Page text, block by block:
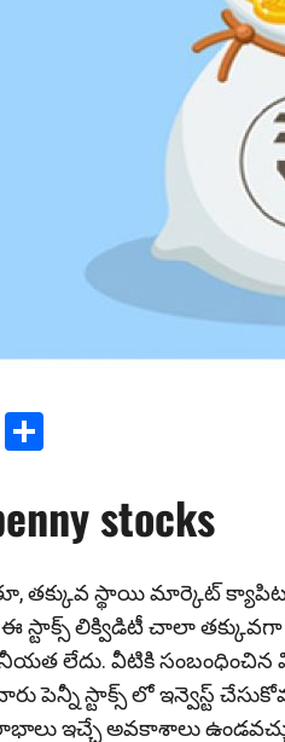
Twitter
stocks
తక్కువ స్థాయి మార్కెట్
లిక్విడిటీ చాలా తక్కువ‌గా
లేదు. వీటికి
పెన్నీ స్టాక్స్ లో ఇన్వెస్ట్
ఇచ్చే అవకాశాలు